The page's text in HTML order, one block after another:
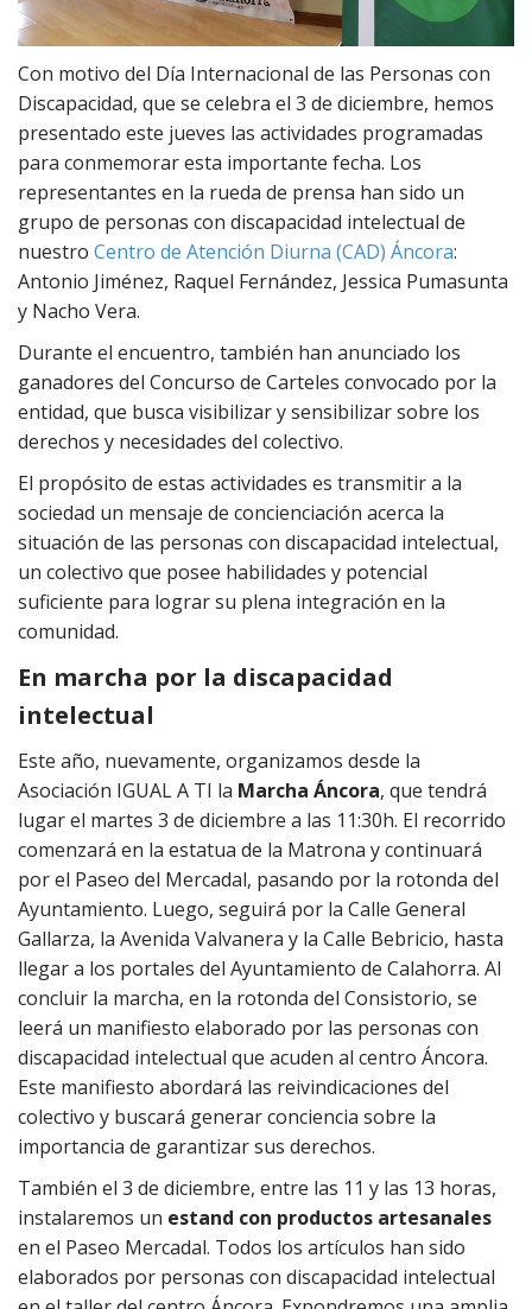
Con motivo del Día Internacional de las Personas con
Discapacidad, que se celebra el 3 de diciembre, hemos
presentado este jueves las actividades programadas
para conmemorar esta importante fecha. Los
representantes en la rueda de prensa han sido un
grupo de personas con discapacidad intelectual de
nuestro Centro de Atención Diurna (CAD) Áncora:
Antonio Jiménez, Raquel Fernández, Jessica Pumasunta
y Nacho Vera.
Durante el encuentro, también han anunciado los
ganadores del Concurso de Carteles convocado por la
entidad, que busca visibilizar y sensibilizar sobre los
derechos y necesidades del colectivo.
El propósito de estas actividades es transmitir a la
sociedad un mensaje de concienciación acerca la
situación de las personas con discapacidad intelectual,
un colectivo que posee habilidades y potencial
suficiente para lograr su plena integración en la
comunidad.
En marcha por la discapacidad
intelectual
Este año, nuevamente, organizamos desde la
Asociación IGUAL A TI la Marcha Áncora, que tendrá
lugar el martes 3 de diciembre a las 11:30h. El recorrido
comenzará en la estatua de la Matrona y continuará
por el Paseo del Mercadal, pasando por la rotonda del
Ayuntamiento. Luego, seguirá por la Calle General
Gallarza, la Avenida Valvanera y la Calle Bebricio, hasta
llegar a los portales del Ayuntamiento de Calahorra. Al
concluir la marcha, en la rotonda del Consistorio, se
leerá un manifiesto elaborado por las personas con
discapacidad intelectual que acuden al centro Áncora.
Este manifiesto abordará las reivindicaciones del
colectivo y buscará generar conciencia sobre la
importancia de garantizar sus derechos.
También el 3 de diciembre, entre las 11 y las 13 horas,
instalaremos un estand con productos artesanales
en el Paseo Mercadal. Todos los artículos han sido
elaborados por personas con discapacidad intelectual